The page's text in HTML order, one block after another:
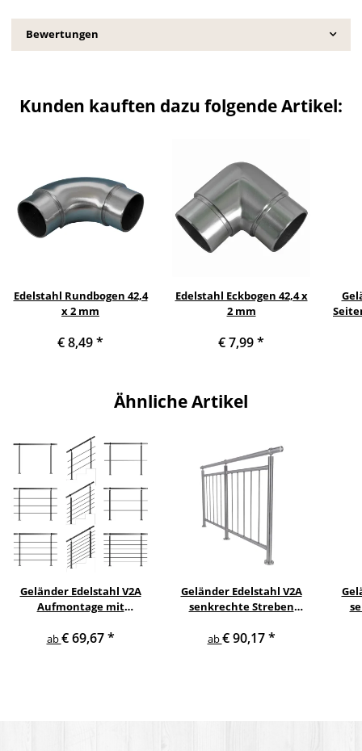
Bewertungen
Kunden kauften dazu folgende Artikel:
Edelstahl Rundbogen 42,4
x 2 mm
€ 8,49*
Edelstahl Eckbogen 42,4 x
2 mm
€ 7,99*
Ähnliche Artikel
Geländer Edelstahl V2A
Aufmontage mit
Querstreben
ab€ 69,67*
Geländer Edelstahl V2A
senkrechte Streben
ab€ 90,17*